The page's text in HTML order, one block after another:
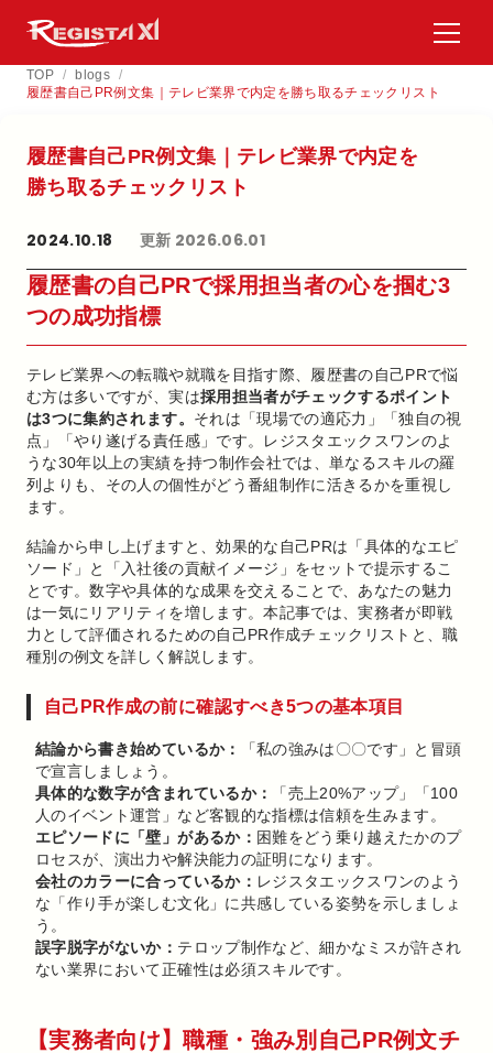
TOP / blogs /
履歴書自己PR例文集｜テレビ業界で内定を勝ち取るチェックリスト
履歴書自己PR例文集｜テレビ業界で​内定を​
勝ち取る​チェックリスト
2024.10.18 更新 2026.06.01
履歴書の自己PRで採用担当者の心を掴む3
つの成功指標
テレビ業界への転職や就職を目指す際、履歴書の自己PRで悩
む方は多いですが、実は採用担当者がチェックするポイント
は3つに集約されます。 それは「現場での適応力」「独自の視
点」「やり遂げる責任感」です。レジスタエックスワンのよ
うな30年以上の実績を持つ制作会社では、単なるスキルの羅
列よりも、その人の個性がどう番組制作に活きるかを重視し
ます。
結論から申し上げますと、効果的な自己PRは「具体的なエピ
ソード」と「入社後の貢献イメージ」をセットで提示するこ
とです。数字や具体的な成果を交えることで、あなたの魅力
は一気にリアリティを増します。本記事では、実務者が即戦
力として評価されるための自己PR作成チェックリストと、職
種別の例文を詳しく解説します。
自己PR作成の前に確認すべき5つの基本項目
結論から書き始めているか：
「私の強みは〇〇です」と冒頭
で宣言しましょう。
具体的な数字が含まれているか：
「売上20%アップ」「100
人のイベント運営」など客観的な指標は信頼を生みます。
エピソードに「壁」があるか： 困難をどう乗り越えたかのプ
ロセスが、演出力や解決能力の証明になります。
会社のカラーに合っているか： レジスタエックスワンのよう
な「作り手が楽しむ文化」に共感している姿勢を示しましょ
う。
誤字脱字がないか： テロップ制作など、細かなミスが許され
ない業界において正確性は必須スキルです。
【実務者向け】職種・強み別自己PR例文チ